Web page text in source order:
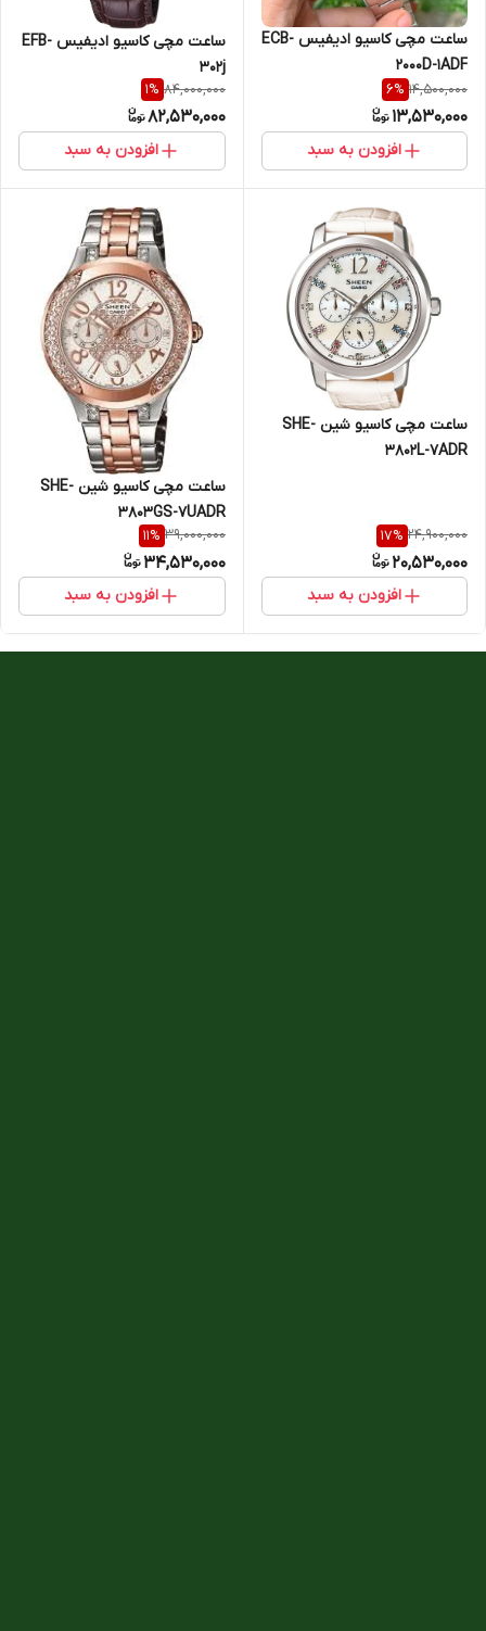
ساعت مچی کاسیو ادیفیس ECB-
2000D-1ADF
14,500,000
6%
13,530,000
افزودن به سبد
ساعت مچی کاسیو ادیفیس EFB-
302j
84,000,000
1%
82,530,000
افزودن به سبد
ساعت مچی کاسیو شین SHE-
3802L-7ADR
24,900,000
17%
20,530,000
افزودن به سبد
ساعت مچی کاسیو شین SHE-
3803GS-7UADR
39,000,000
11%
34,530,000
افزودن به سبد